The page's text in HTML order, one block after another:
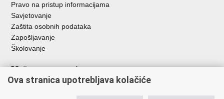
Pravo na pristup informacijama
Savjetovanje
Zaštita osobnih podataka
Zapošljavanje
Školovanje
Važne poveznice
Ministarstvo unutarnjih poslova
Ova stranica upotrebljava kolačiće